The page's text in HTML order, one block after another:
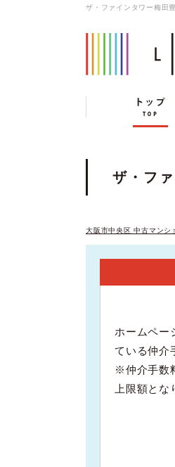
ザ・ファインタワー梅田
ザ・フ
大阪市中央区 中古マンシ
ホームペー
ている仲介
※仲介手数
上限額とな